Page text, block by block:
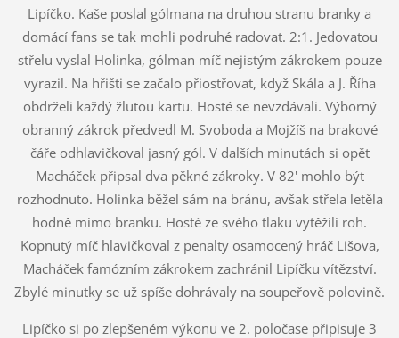
Lipíčko. Kaše poslal gólmana na druhou stranu branky a
domácí fans se tak mohli podruhé radovat. 2:1. Jedovatou
střelu vyslal Holinka, gólman míč nejistým zákrokem pouze
vyrazil. Na hřišti se začalo přiostřovat, když Skála a J. Říha
obdrželi každý žlutou kartu. Hosté se nevzdávali. Výborný
obranný zákrok předvedl M. Svoboda a Mojžíš na brakové
čáře odhlavičkoval jasný gól. V dalších minutách si opět
Macháček připsal dva pěkné zákroky. V 82' mohlo být
rozhodnuto. Holinka běžel sám na bránu, avšak střela letěla
hodně mimo branku. Hosté ze svého tlaku vytěžili roh.
Kopnutý míč hlavičkoval z penalty osamocený hráč Lišova,
Macháček famózním zákrokem zachránil Lipíčku vítězství.
Zbylé minutky se už spíše dohrávaly na soupeřově polovině.
Lipíčko si po zlepšeném výkonu ve 2. poločase připisuje 3